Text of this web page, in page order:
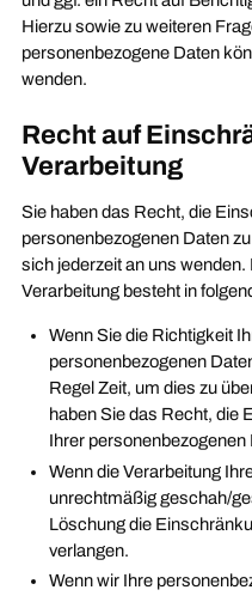
Hierzu sowie zu weiteren
personenbezogene Daten
wenden.
Recht auf
Verarbeitung
Sie haben das Recht, die
personenbezogenen Daten
sich jederzeit an uns
Verarbeitung besteht in
Wenn Sie die Richtigkeit
personenbezogenen
Regel Zeit, um dies zu
haben Sie das Recht, die
Ihrer personenbezogenen
Wenn die Verarbeitung
unrechtmäßig geschah/
Löschung die
verlangen.
Wenn wir Ihre